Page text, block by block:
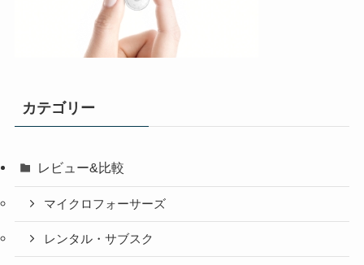
カテゴリー
レビュー&比較
マイクロフォーサーズ
レンタル・サブスク